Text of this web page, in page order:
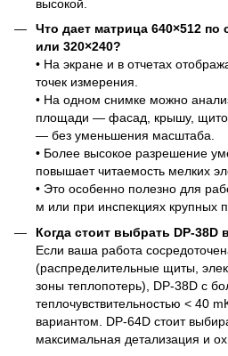
высокой.
Что дает матрица 640×512 по
или 320×240?
• На экране и в отчетах
точек измерения.
• На одном снимке можно
площади — фасад, крышу,
— без уменьшения масштаба.
• Более высокое разрешение
повышает читаемость мелких
• Это особенно полезно для
м или при инспекциях крупных
Когда стоит выбрать DP-38D
Если ваша работа
(распределительные щиты,
зоны теплопотерь), DP-38D с
теплочувствительностью < 40
вариантом. DP-64D стоит
максимальная детализация и